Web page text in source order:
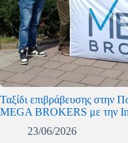
Ταξίδι επιβράβευσης στην
MEGA BROKERS με την
23/06/2026